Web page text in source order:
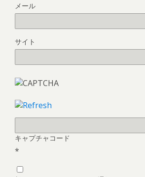
メール
サイト
キャプチャコード
*